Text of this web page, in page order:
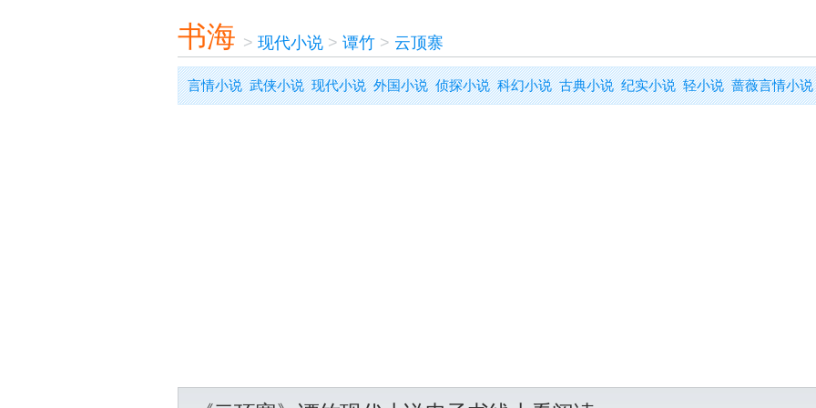
书海 > 现代小说> 谭竹> 云顶寨
言情小说 武侠小说 现代小说 外国小说 侦探小说 科幻小说 古典小说 纪实小说 轻小说 蔷薇言情小说